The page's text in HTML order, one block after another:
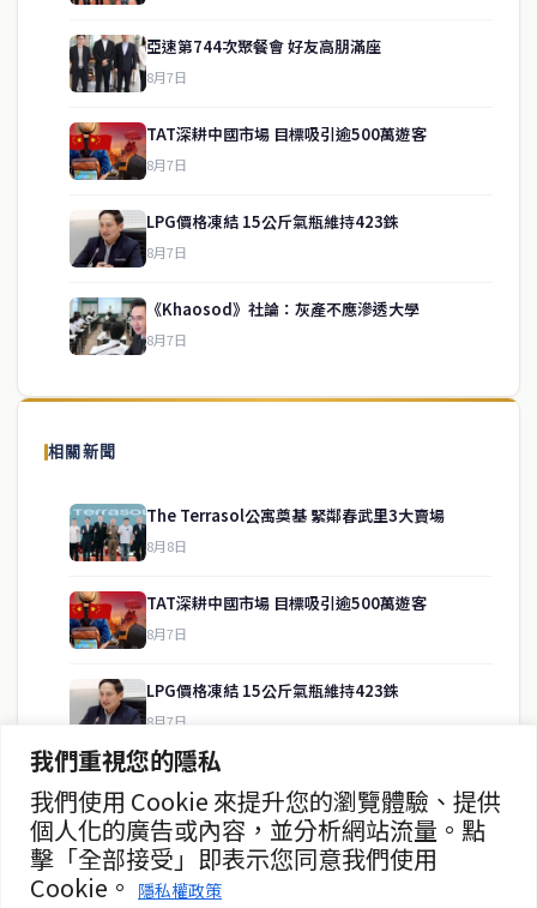
我們重視您的隱私
我們使用 Cookie 來提升您的瀏覽體驗、提供
個人化的廣告或內容，並分析網站流量。點
擊「全部接受」即表示您同意我們使用
Cookie。
隱私權政策
亞速第744次聚餐會 好友高朋滿座
8月7日
TAT深耕中國市場 目標吸引逾500萬遊客
8月7日
LPG價格凍結 15公斤氣瓶維持423銖
8月7日
《Khaosod》社論：灰產不應滲透大學
8月7日
相關新聞
The Terrasol公寓奠基 緊鄰春武里3大賣場
8月8日
TAT深耕中國市場 目標吸引逾500萬遊客
8月7日
LPG價格凍結 15公斤氣瓶維持423銖
8月7日
泰緬商務論壇2026 目標120億美元
8月7日
政府儲蓄債券超額認購8.2倍
8月7日
關於我們
泰國中文新聞（TCN）是一家總部設於曼谷的中文新聞媒體，致力於
供即時、客觀、多元的中文新聞內容。
房地產
聯絡資訊
歡迎來信洽詢合作事宜
或提供新聞線索
service@thaichinesenews.com